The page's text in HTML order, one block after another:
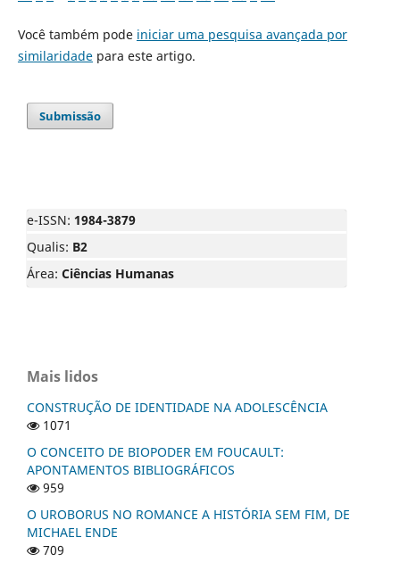
Você também pode iniciar uma pesquisa avançada por
similaridadepara este artigo.
Submissão
e-ISSN: 1984-3879
Qualis: B2
Área: Ciências Humanas
Mais lidos
CONSTRUÇÃO DE IDENTIDADE NA ADOLESCÊNCIA
1071
O CONCEITO DE BIOPODER EM FOUCAULT:
APONTAMENTOS BIBLIOGRÁFICOS
959
O UROBORUS NO ROMANCE A HISTÓRIA SEM FIM, DE
MICHAEL ENDE
709